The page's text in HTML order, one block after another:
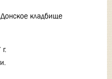
кладбище